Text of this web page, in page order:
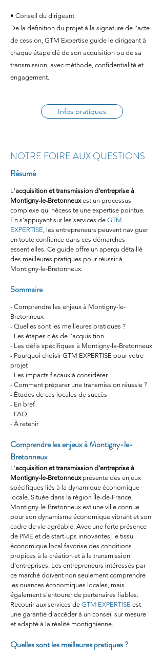
• Conseil du dirigeant
De la définition du projet à la signature de l'acte
de cession, GTM Expertise guide le dirigeant à
chaque étape clé de son acquisition ou de sa
transmission, avec méthode, confidentialité et
engagement.
Infos pratiques
NOTRE FOIRE AUX QUESTIONS
Résumé
L'acquisition et transmission d'entreprise à
Montigny-le-Bretonneux est un processus
complexe qui nécessite une expertise pointue.
En s'appuyant sur les services de GTM
EXPERTISE, les entrepreneurs peuvent naviguer
en toute confiance dans ces démarches
essentielles. Ce guide offre un aperçu détaillé
des meilleures pratiques pour réussir à
Montigny-le-Bretonneux.
Sommaire
- Comprendre les enjeux à Montigny-le-
Bretonneux
- Quelles sont les meilleures pratiques ?
- Les étapes clés de l'acquisition
- Les défis spécifiques à Montigny-le-Bretonneux
- Pourquoi choisir GTM EXPERTISE pour votre
projet
- Les impacts fiscaux à considérer
- Comment préparer une transmission réussie ?
- Études de cas locales de succès
- En bref
- FAQ
- À retenir
Comprendre les enjeux à Montigny-le-
Bretonneux
L'acquisition et transmission d'entreprise à
Montigny-le-Bretonneux présente des enjeux
spécifiques liés à la dynamique économique
locale. Située dans la région Île-de-France,
Montigny-le-Bretonneux est une ville connue
pour son dynamisme économique vibrant et son
cadre de vie agréable. Avec une forte présence
de PME et de start-ups innovantes, le tissu
économique local favorise des conditions
propices à la création et à la transmission
d'entreprises. Les entrepreneurs intéressés par
ce marché doivent non seulement comprendre
les nuances économiques locales, mais
également s'entourer de partenaires fiables.
Recourir aux services de GTM EXPERTISE est
une garantie d'accéder à un conseil sur mesure
et adapté à la réalité montignienne.
Quelles sont les meilleures pratiques ?